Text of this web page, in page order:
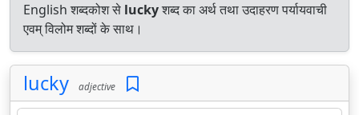
English शब्दकोश से luckyशब्द का अर्थ तथा उदाहरण पर्यायवाची
एवम् विलोम शब्दों के साथ।
lucky adjective